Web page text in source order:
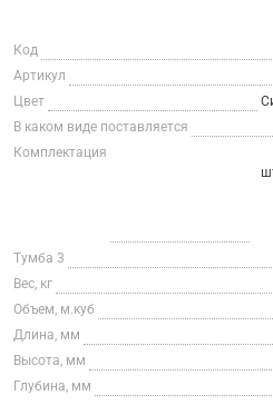
Код
Артикул
Цвет
В каком виде поставляется
Комплектация
Тумба 3
Вес, кг
Объем, м.куб
Длина, мм
Высота, мм
Глубина, мм